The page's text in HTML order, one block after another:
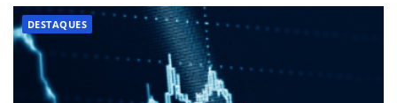
DESTAQUES